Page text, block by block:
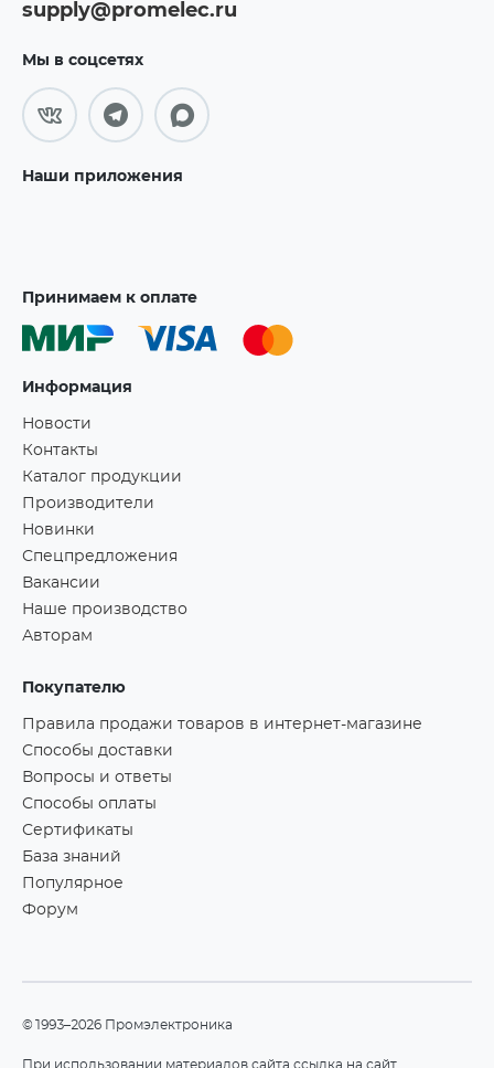
supply@promelec.ru
Мы в соцсетях
Наши приложения
Принимаем к оплате
Информация
Новости
Контакты
Каталог продукции
Производители
Новинки
Спецпредложения
Вакансии
Наше производство
Авторам
Покупателю
Правила продажи товаров в интернет-магазине
Способы доставки
Вопросы и ответы
Способы оплаты
Сертификаты
База знаний
Популярное
Форум
©1993–2026 Промэлектроника
При использовании материалов сайта ссылка на сайт